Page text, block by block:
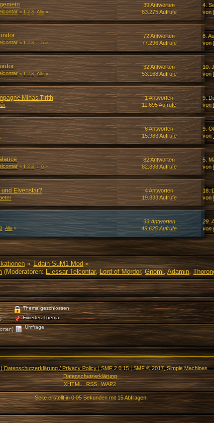
«1 2 3 Alle»
39 Antworten
63.275 Aufrufe
4.
von
«1 2 3 ...5»
72 Antworten
77.296 Aufrufe
8.
von
«1 2 3 Alle»
32 Antworten
53.168 Aufrufe
10.
von
Minas Tirith
1 Antworten
11.695 Aufrufe
9.
von
6 Antworten
15.983 Aufrufe
9.
von
«1 2 3 ...6»
82 Antworten
82.838 Aufrufe
5.
von
Elvenstar?
4 Antworten
19.833 Aufrufe
18.
von
3 Alle»
33 Antworten
49.625 Aufrufe
29.
von
» Edain SuM1 Mod»
(Moderatoren:Elessar Telcontar,Lord of Mordor,Gnomi,Adamin,
Thema geschlossen
Fixiertes Thema
Umfrage
|Datenschutzerklärung / Privacy Policy|SMF 2.0.15|SMF © 2017,Simple Machines
Datenschutzerklärung
XHTML
RSS WAP2
Seite erstellt in 0.05 Sekunden mit 15 Abfragen.